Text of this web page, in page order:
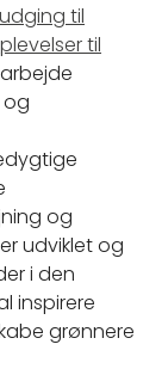
til
til
og
og
udviklet og
i den
inspirere
grønnere